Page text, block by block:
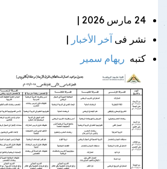
24 مارس 2026 |
نشر فى آخر الأخبار |
كتبه ريهام سمير